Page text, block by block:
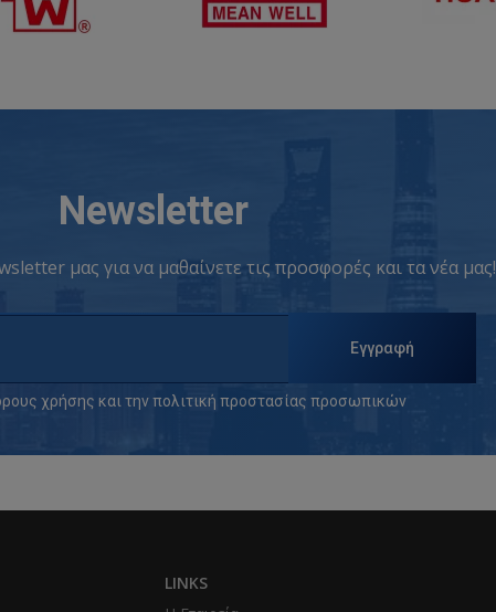
Newsletter
μας για να μαθαίνετε τις προσφορές και τα νέα μας!
Εγγραφή
χρήσης και τηνπολιτική προστασίας προσωπικών
LINKS